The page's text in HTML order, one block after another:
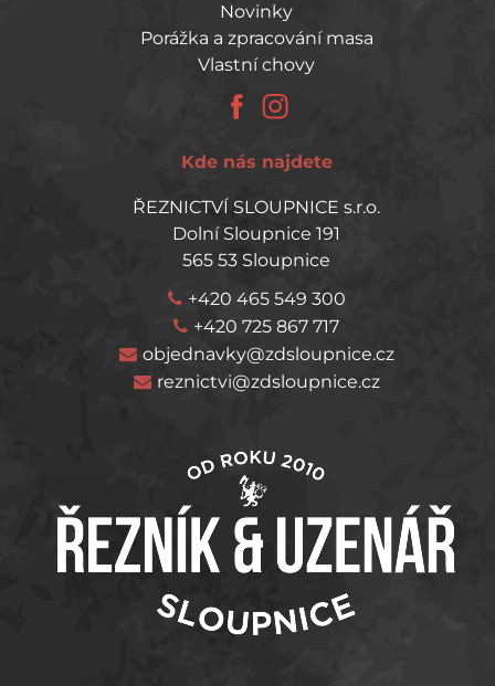
Novinky
Porážka a zpracování masa
Vlastní chovy
Kde nás najdete
ŘEZNICTVÍ SLOUPNICE s.r.o.
Dolní Sloupnice 191
565 53 Sloupnice
+420 465 549 300
+420 725 867 717
objednavky@zdsloupnice.cz
reznictvi@zdsloupnice.cz